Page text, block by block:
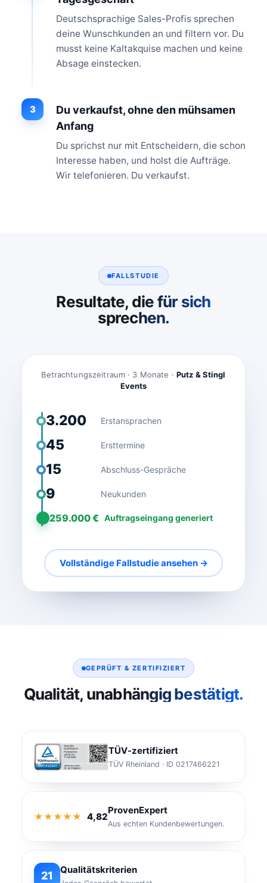
Deutschsprachige Sales-Profis sprechen
deine Wunschkunden an und filtern vor. Du
musst keine Kaltakquise machen und keine
Absage einstecken.
3
Du verkaufst, ohne den mühsamen
Anfang
Du sprichst nur mit Entscheidern, die schon
Interesse haben, und holst die Aufträge.
Wir telefonieren. Du verkaufst.
FALLSTUDIE
Resultate, die für sich
sprechen.
Betrachtungszeitraum · 3 Monate · Putz & Stingl
Events
3.200 Erstansprachen
45 Ersttermine
15 Abschluss-Gespräche
9 Neukunden
259.000 € Auftragseingang generiert
Vollständige Fallstudie ansehen →
GEPRÜFT & ZERTIFIZIERT
Qualität, unabhängig bestätigt.
TÜV-zertifiziert
TÜV Rheinland · ID 0217466221
★★★★★ 4,82
ProvenExpert
Aus echten Kundenbewertungen.
21 Qualitätskriterien